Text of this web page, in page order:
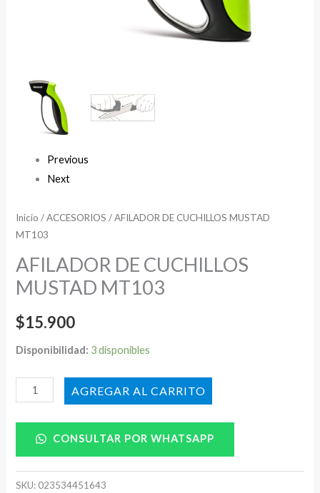
Previous
Next
Inicio /ACCESORIOS / AFILADOR DE CUCHILLOS MUSTAD
MT103
AFILADOR DE CUCHILLOS
MUSTAD MT103
$15.900
Disponibilidad: 3 disponibles
AÑADIR AL CARRITO
CONSULTAR POR WHATSAPP
SKU: 023534451643